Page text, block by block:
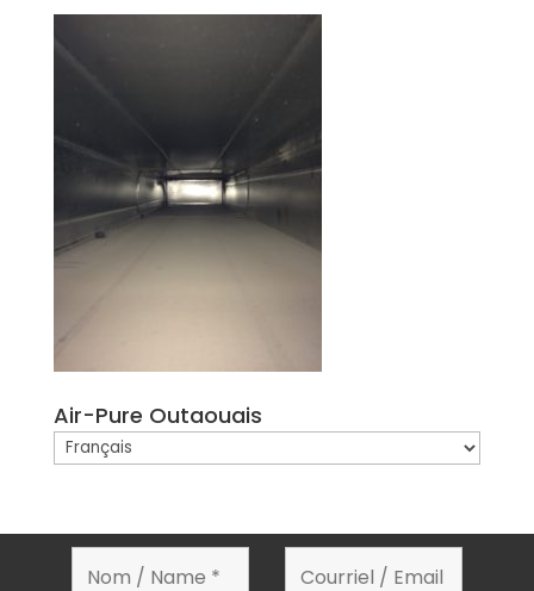
Air-Pure Outaouais
Choisir
une